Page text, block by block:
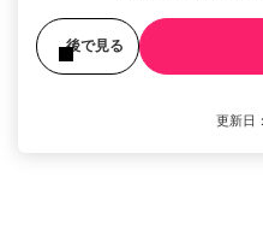
後で見る
更新日